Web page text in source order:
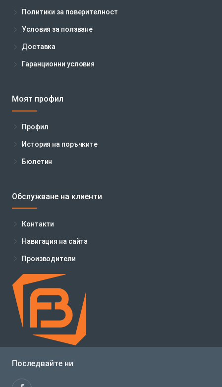
Политики за поверителност
Условия за ползване
Доставка
Гаранционни условия
Моят профил
Профил
История на поръчките
Бюлетин
Обслужване на клиенти
Контакти
Навигация на сайта
Производители
Последвайте ни